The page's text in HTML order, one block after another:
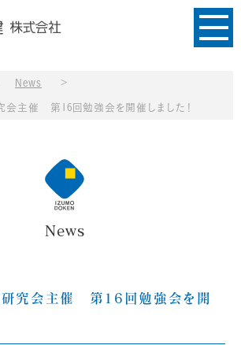
News >
会主催 第16回勉強会を開催しました！
News
研究会主催 第16回勉強会を開